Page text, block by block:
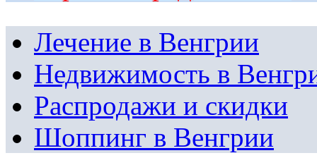
Лечение в Венгрии
Недвижимость в
Распродажи и скидки
Шоппинг в Венгрии